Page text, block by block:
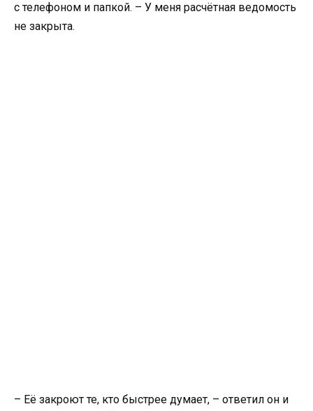
с телефоном и папкой. – У меня расчётная ведомость
не закрыта.
– Её закроют те, кто быстрее думает, – ответил он и